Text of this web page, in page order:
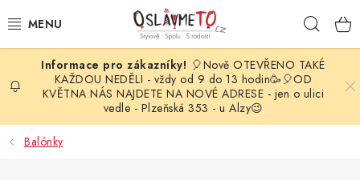
na
OSLAVA NAROZENIN
STYLOVÁ PARTY
DEKORACE A VÝZDOBA
🎈Nově OTEVŘENO TAKÉ
KAŽDOU NEDĚLI - vždy od 9 do 13 hodin🥳🎈OD
KVĚTNA NÁS NAJDETE NA NOVÉ ADRESE - jen o ulici
vedle - Plzeňská 353 - u Alzy😉
Balónky